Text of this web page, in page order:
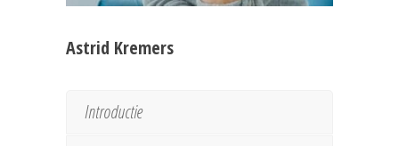
Astrid Kremers
Introductie